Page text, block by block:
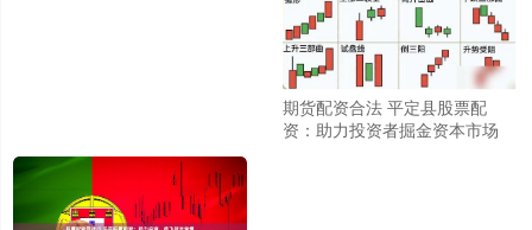
期货配资合法 平定县股票配
资：助力投资者掘金资本市场